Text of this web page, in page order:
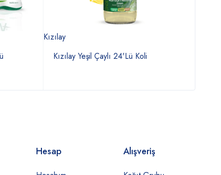
Kızılay
Kızılay Yeşil Çaylı 24'Lü Koli
Hesap Alışveriş